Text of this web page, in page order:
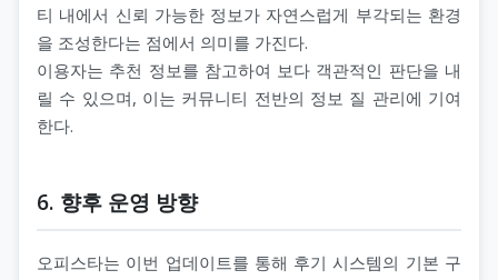
티 내에서 신뢰 가능한 정보가 자연스럽게 부각되는 환경
을 조성한다는 점에서 의미를 가진다.
이용자는 추천 정보를 참고하여 보다 객관적인 판단을 내
릴 수 있으며, 이는 커뮤니티 전반의 정보 질 관리에 기여
한다.
6. 향후 운영 방향
오피스타는 이번 업데이트를 통해 후기 시스템의 기본 구